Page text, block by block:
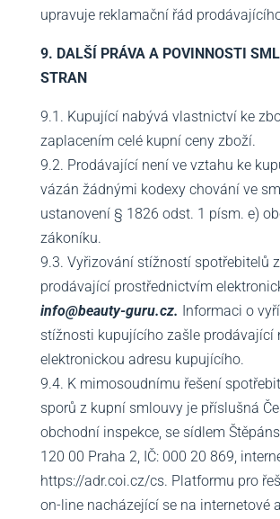
upravuje reklamační řád
9. DALŠÍ PRÁVA A POVINNOSTI
STRAN
9.1. Kupující nabývá vlastnictví ke
zaplacením celé kupní ceny zboží.
9.2. Prodávající není ve vztahu ke
vázán žádnými kodexy chování ve
ustanovení § 1826 odst. 1 písm. e)
zákoníku.
9.3. Vyřizování stížností spotřebitelů
prodávající prostřednictvím
info@beauty-guru.cz. Informaci o
stížnosti kupujícího zašle prodávající
elektronickou adresu kupujícího.
9.4. K mimosoudnímu řešení
sporů z kupní smlouvy je příslušná
obchodní inspekce, se sídlem
120 00 Praha 2, IČ: 000 20 869,
https://adr.coi.cz/cs. Platformu pro
on-line nacházející se na internetové